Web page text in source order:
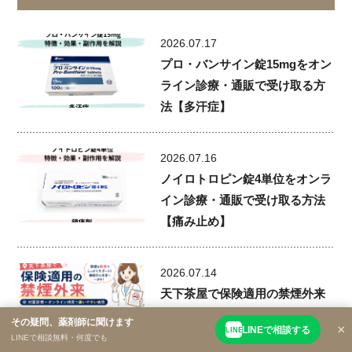
×
その疑問、薬剤師に聞けます
LINEで相談無料・何度でも
LINE LINEで相談する
2026.07.17
プロ・バンサイン錠15mgをオン
ライン診療・通販で受け取る方
法【多汗症】
2026.07.16
ノイロトロピン錠4単位をオンラ
イン診療・通販で受け取る方法
【痛み止め】
2026.07.14
天下茶屋で保険適用の禁煙外来
｜対面診療＋オンライン併用で
通いやすい病院